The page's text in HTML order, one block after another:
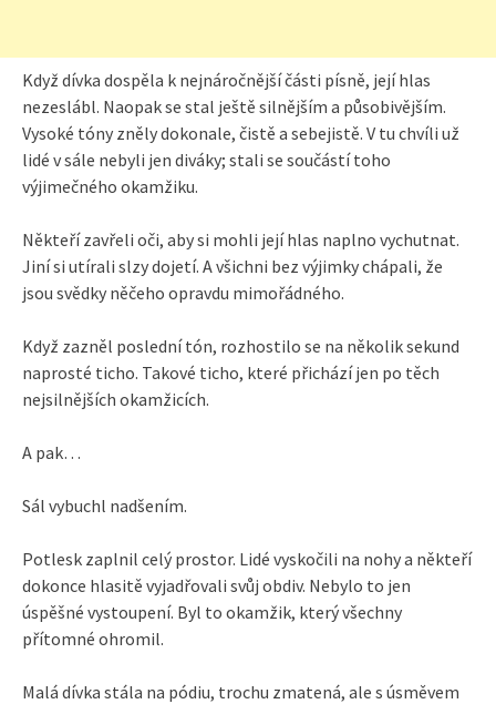
Když dívka dospěla k nejnáročnější části písně, její hlas
nezeslábl. Naopak se stal ještě silnějším a působivějším.
Vysoké tóny zněly dokonale, čistě a sebejistě. V tu chvíli už
lidé v sále nebyli jen diváky; stali se součástí toho
výjimečného okamžiku.
Někteří zavřeli oči, aby si mohli její hlas naplno vychutnat.
Jiní si utírali slzy dojetí. A všichni bez výjimky chápali, že
jsou svědky něčeho opravdu mimořádného.
Když zazněl poslední tón, rozhostilo se na několik sekund
naprosté ticho. Takové ticho, které přichází jen po těch
nejsilnějších okamžicích.
A pak…
Sál vybuchl nadšením.
Potlesk zaplnil celý prostor. Lidé vyskočili na nohy a někteří
dokonce hlasitě vyjadřovali svůj obdiv. Nebylo to jen
úspěšné vystoupení. Byl to okamžik, který všechny
přítomné ohromil.
Malá dívka stála na pódiu, trochu zmatená, ale s úsměvem